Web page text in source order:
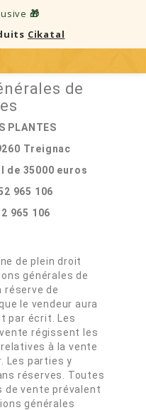
🎁
Cikatal
de
PLANTES
Treignac
de 35000 euros
965 106
965 106
de plein droit
générales de
réserve de
le vendeur aura
par écrit. Les
régissent les
à la vente
Les parties y
réserves. Toutes
de vente prévalent
générales